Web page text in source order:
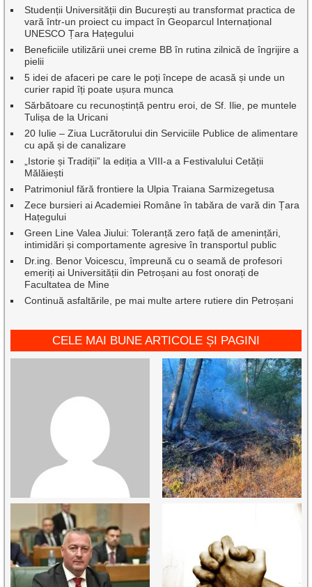
Studenții Universității din București au transformat practica de
vară într-un proiect cu impact în Geoparcul Internațional
UNESCO Țara Hațegului
Beneficiile utilizării unei creme BB în rutina zilnică de îngrijire a
pielii
5 idei de afaceri pe care le poți începe de acasă și unde un
curier rapid îți poate ușura munca
Sărbătoare cu recunoștință pentru eroi, de Sf. Ilie, pe muntele
Tulișa de la Uricani
20 Iulie – Ziua Lucrătorului din Serviciile Publice de alimentare
cu apă și de canalizare
„Istorie și Tradiții” la ediția a VIII-a a Festivalului Cetății
Mălăiești
Patrimoniul fără frontiere la Ulpia Traiana Sarmizegetusa
Zece bursieri ai Academiei Române în tabăra de vară din Țara
Hațegului
Green Line Valea Jiului: Toleranță zero față de amenințări,
intimidări și comportamente agresive în transportul public
Dr.ing. Benor Voicescu, împreună cu o seamă de profesori
emeriți ai Universității din Petroșani au fost onorați de
Facultatea de Mine
Continuă asfaltările, pe mai multe artere rutiere din Petroșani
CELE MAI BUNE ARTICOLE ȘI PAGINI